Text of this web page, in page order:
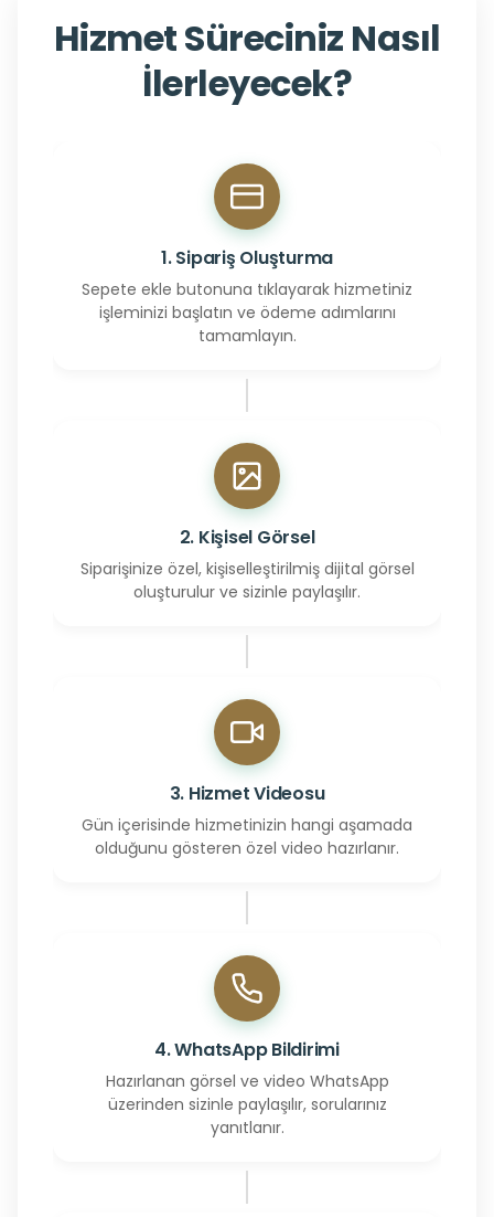
Hizmet Süreciniz Nasıl
İlerleyecek?
1. Sipariş Oluşturma
Sepete ekle butonuna tıklayarak hizmetiniz
işleminizi başlatın ve ödeme adımlarını
tamamlayın.
2. Kişisel Görsel
Siparişinize özel, kişiselleştirilmiş dijital görsel
oluşturulur ve sizinle paylaşılır.
3. Hizmet Videosu
Gün içerisinde hizmetinizin hangi aşamada
olduğunu gösteren özel video hazırlanır.
4. WhatsApp Bildirimi
Hazırlanan görsel ve video WhatsApp
üzerinden sizinle paylaşılır, sorularınız
yanıtlanır.